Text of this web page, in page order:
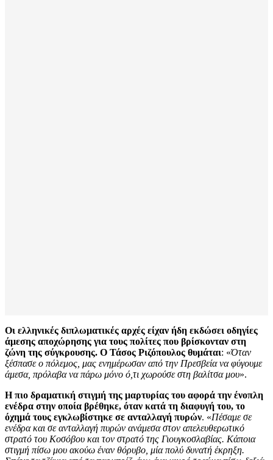
Οι ελληνικές διπλωματικές αρχές είχαν ήδη εκδώσει οδηγίες
άμεσης αποχώρησης για τους πολίτες που βρίσκονταν στη
ζώνη της σύγκρουσης. Ο Τάσος Ριζόπουλος θυμάται: «Όταν
ξέσπασε ο πόλεμος, μας ενημέρωσαν από την Πρεσβεία να φύγουμε
άμεσα, πρόλαβα να πάρω μόνο ό,τι χωρούσε στη βαλίτσα μου».
Η πιο δραματική στιγμή της μαρτυρίας του αφορά την ένοπλη
ενέδρα στην οποία βρέθηκε, όταν κατά τη διαφυγή του, το
όχημά τους εγκλωβίστηκε σε ανταλλαγή πυρών. «Πέσαμε σε
ενέδρα και σε ανταλλαγή πυρών ανάμεσα στον απελευθερωτικό
στρατό του Κοσόβου και τον στρατό της Γιουγκοσλαβίας. Κάποια
στιγμή πίσω μου ακούω έναν θόρυβο, μία πολύ δυνατή έκρηξη.